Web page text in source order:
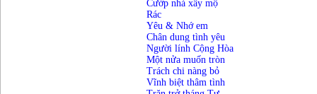
Cướp nhà xây mộ
Rác
Yêu & Nhớ em
Chân dung tình yêu
Người lính Cộng Hòa
Một nửa muốn tròn
Trách chi nàng bỏ
Vĩnh biệt thâm tình